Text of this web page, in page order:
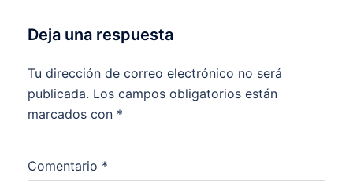
Deja una respuesta
Tu dirección de correo electrónico no será
publicada. Los campos obligatorios están
marcados con *
Comentario *